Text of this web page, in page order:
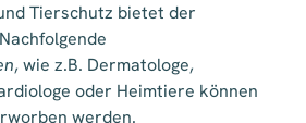
Tierschutz bietet der
, wie z.B. Dermatologe,
oder Heimtiere können
werden.